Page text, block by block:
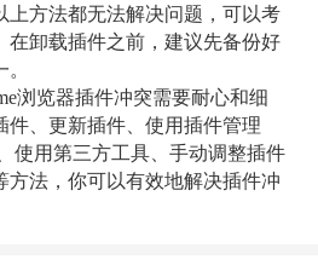
上方法都无法解决问题，可以考
在卸载插件之前，建议先备份好
浏览器插件冲突需要耐心和细
件、更新插件、使用插件管理
使用第三方工具、手动调整插件
方法，你可以有效地解决插件冲